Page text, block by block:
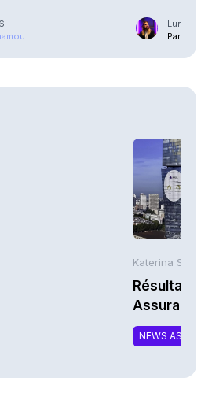
Lundi 9
Par
Katerina
Résultats
NEWS